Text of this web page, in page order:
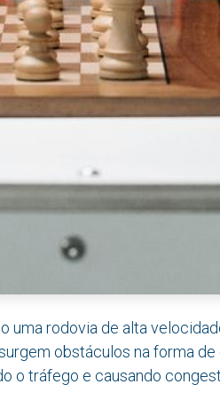
uma rodovia de alta
obstáculos na forma de
o tráfego e causando